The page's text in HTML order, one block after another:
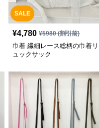
SALE
¥4,780 ¥5980(割引前)
巾着 繊細レース総柄の巾着リ
ュックサック